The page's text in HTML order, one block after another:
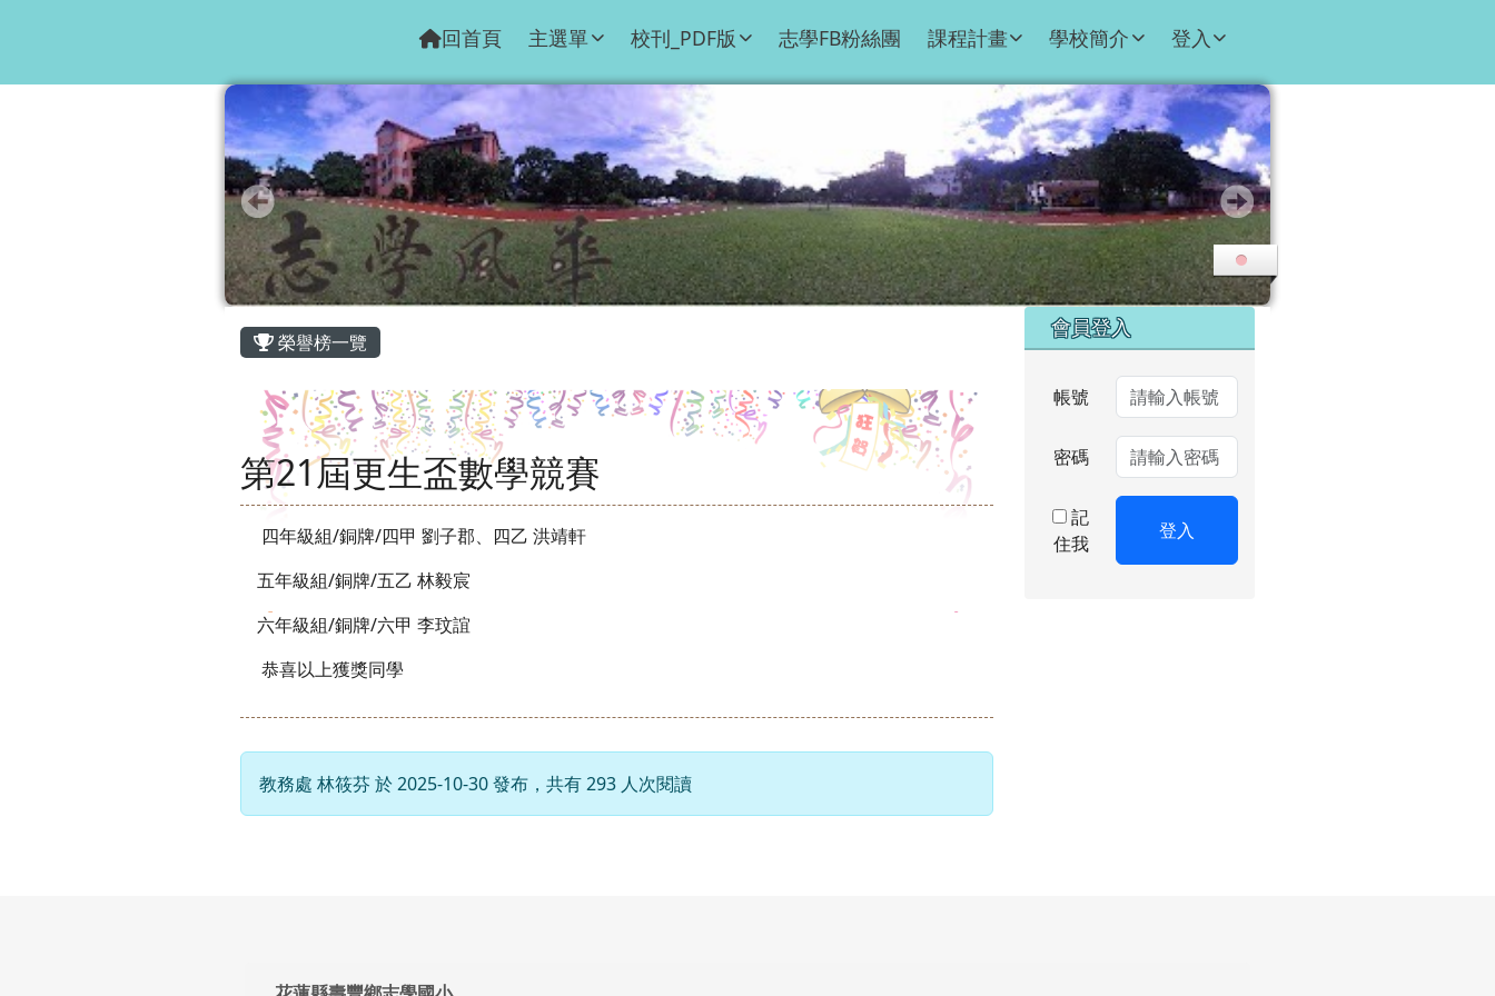
回首頁 主選單 校刊_PDF版 志學FB粉絲團 課程計畫 學校簡介 登入
主內容區域
榮譽榜一覽
第21屆更生盃數學競賽
四年級組/銅牌/四甲 劉子郡、四乙 洪靖軒
五年級組/銅牌/五乙 林毅宸
六年級組/銅牌/六甲 李玟誼
恭喜以上獲獎同學
教務處 林筱芬 於 2025-10-30 發布，共有 293 人次閱讀
右邊區域內容
會員登入
帳號
密碼
記
住我
登入
頁尾區域內容